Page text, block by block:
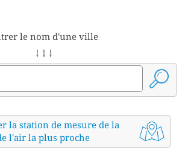
le nom d'une ville
↓ ↓ ↓
la station de mesure de la
l'air la plus proche